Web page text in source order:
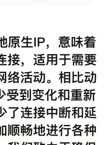
原生IP，意味着
接，适用于需要
络活动。相比动
受到变化和重新
了连接中断和延
顺畅地进行各种